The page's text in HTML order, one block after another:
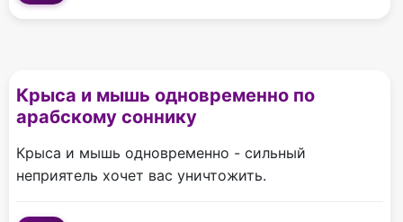
Крыса и мышь одновременно по
арабскому соннику
Крыса и мышь одновременно - сильный
неприятель хочет вас уничтожить.